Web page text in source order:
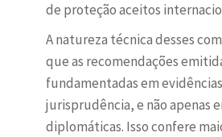
de proteção aceitos
A natureza técnica desses
que as recomendações
fundamentadas em
jurisprudência, e não apenas
diplomáticas. Isso confere